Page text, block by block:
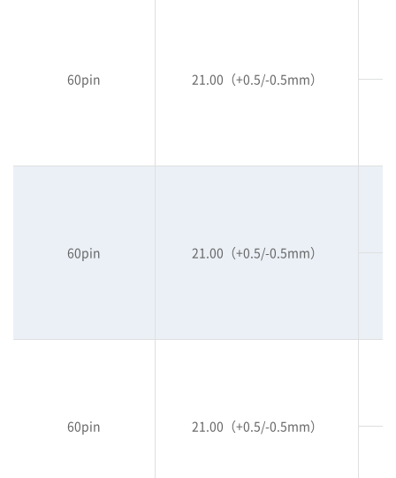
60pin 21.00（+0.5/-0.5mm）
60pin 21.00（+0.5/-0.5mm）
60pin 21.00（+0.5/-0.5mm）